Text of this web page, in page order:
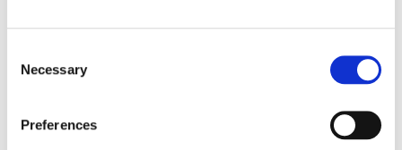
Selection
Necessary
Preferences
Garantivillkor
på hemsidan.